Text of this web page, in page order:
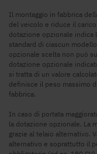
Il montaggio in fabbrica
del veicolo e riduce il
dotazione opzionale
standard di ciascun
opzionale scelta non può
dotazione opzionale
si tratta di un valore
definisce il peso massimo
fabbrica.
In caso di portata
la dotazione opzionale. La
grazie al telaio alternativo.
alternativo e soprattutto il